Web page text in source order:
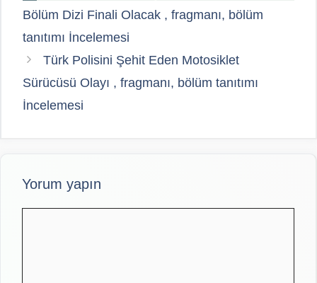
Bölüm Dizi Finali Olacak , fragmanı, bölüm
tanıtımı İncelemesi
Türk Polisini Şehit Eden Motosiklet
Sürücüsü Olayı , fragmanı, bölüm tanıtımı
İncelemesi
Yorum yapın